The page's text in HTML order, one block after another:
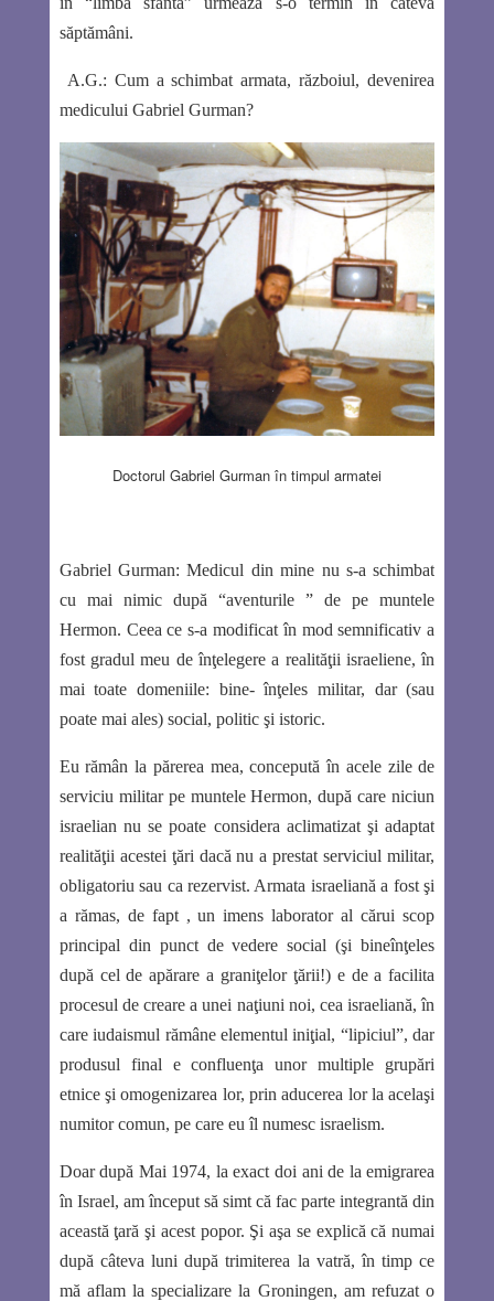
săptămâni.
A.G.: Cum a schimbat armata, războiul, devenirea
medicului Gabriel Gurman?
Doctorul Gabriel Gurman în timpul armatei
Gabriel Gurman: Medicul din mine nu s-a schimbat
cu mai nimic după “aventurile ” de pe muntele
Hermon. Ceea ce s-a modificat în mod semnificativ a
fost gradul meu de înţelegere a realităţii israeliene, în
mai toate domeniile: bine- înţeles militar, dar (sau
poate mai ales) social, politic şi istoric.
Eu rămân la părerea mea, concepută în acele zile de
serviciu militar pe muntele Hermon, după care niciun
israelian nu se poate considera aclimatizat şi adaptat
realităţii acestei ţări dacă nu a prestat serviciul militar,
obligatoriu sau ca rezervist. Armata israeliană a fost şi
a rămas, de fapt , un imens laborator al cărui scop
principal din punct de vedere social (şi bineînţeles
după cel de apărare a graniţelor ţării!) e de a facilita
procesul de creare a unei naţiuni noi, cea israeliană, în
care iudaismul rămâne elementul iniţial, “lipiciul”, dar
produsul final e confluenţa unor multiple grupări
etnice şi omogenizarea lor, prin aducerea lor la acelaşi
numitor comun, pe care eu îl numesc israelism.
Doar după Mai 1974, la exact doi ani de la emigrarea
în Israel, am început să simt că fac parte integrantă din
această ţară şi acest popor. Şi aşa se explică că numai
după câteva luni după trimiterea la vatră, în timp ce
mă aflam la specializare la Groningen, am refuzat o